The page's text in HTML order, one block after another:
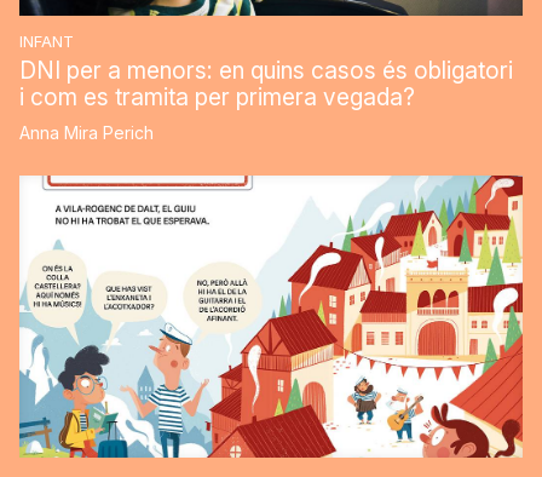
INFANT
DNI per a menors: en quins casos és obligatori
i com es tramita per primera vegada?
Anna Mira Perich